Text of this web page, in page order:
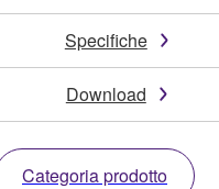
Specifiche
Download
Categoria prodotto